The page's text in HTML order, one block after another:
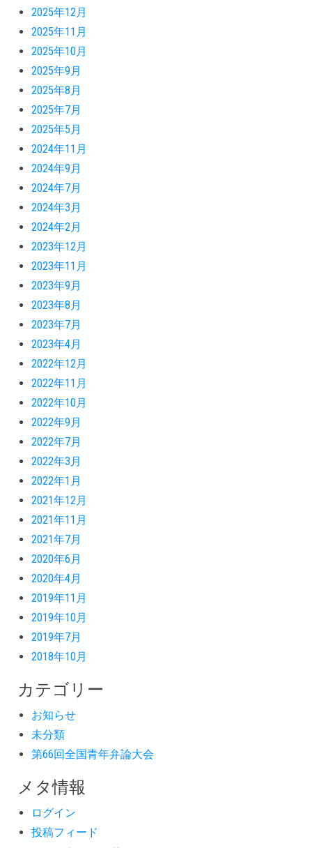
2025年12月
2025年11月
2025年10月
2025年9月
2025年8月
2025年7月
2025年5月
2024年11月
2024年9月
2024年7月
2024年3月
2024年2月
2023年12月
2023年11月
2023年9月
2023年8月
2023年7月
2023年4月
2022年12月
2022年11月
2022年10月
2022年9月
2022年7月
2022年3月
2022年1月
2021年12月
2021年11月
2021年7月
2020年6月
2020年4月
2019年11月
2019年10月
2019年7月
2018年10月
カテゴリー
お知らせ
未分類
第66回全国青年弁論大会
メタ情報
ログイン
投稿フィード